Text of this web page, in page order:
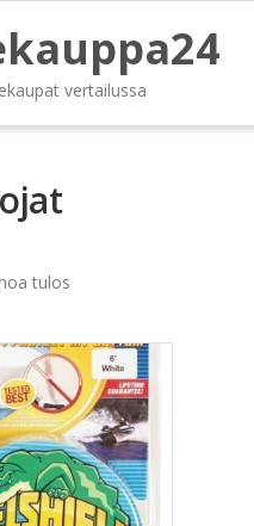
vertailussa
tulos